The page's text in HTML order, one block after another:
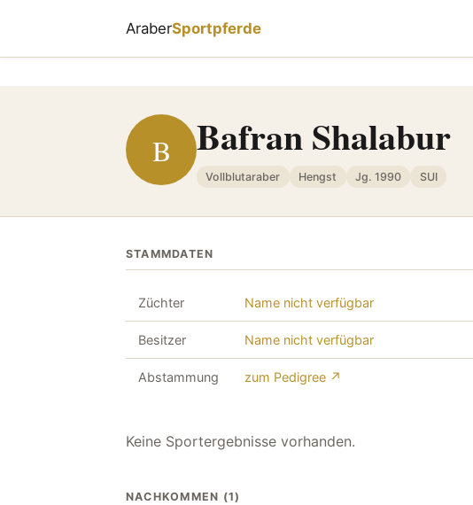
AraberSportpferde
B Bafran Shalabur
Vollblutaraber Hengst Jg. 1990 SUI
STAMMDATEN
Züchter Name nicht verfügbar
Besitzer Name nicht verfügbar
Abstammung zum Pedigree ↗
Keine Sportergebnisse vorhanden.
NACHKOMMEN (1)